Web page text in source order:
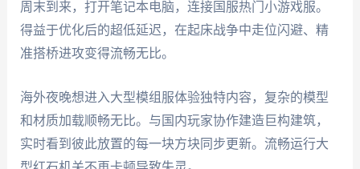
周末到来，打开笔记本电脑，连接国服热门小游戏服。
得益于优化后的超低延迟，在起床战争中走位闪避、精
准搭桥进攻变得流畅无比。
海外夜晚想进入大型模组服体验独特内容，复杂的模型
和材质加载顺畅无比。与国内玩家协作建造巨构建筑，
实时看到彼此放置的每一块方块同步更新。流畅运行大